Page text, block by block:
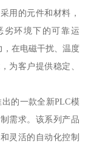
用的元件和材料，
劣环境下的可靠运
，在电磁干扰、温度
为客户提供稳定、
的一款全新PLC模
需求。该系列产品
灵活的自动化控制